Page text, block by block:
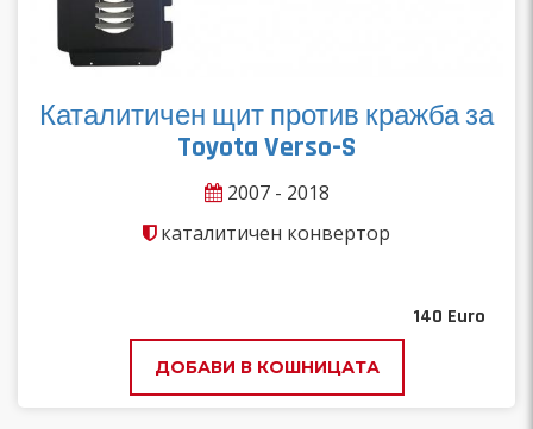
Каталитичен щит против кражба за
Toyota Verso-S
2007 - 2018
каталитичен конвертор
140 Euro
ДОБАВИ В КОШНИЦАТА